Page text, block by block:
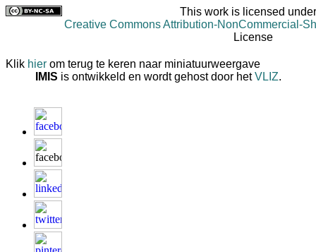
This work is licensed
Creative Commons Attribution-NonCommercial-
License
Klik hier om terug te keren naar miniatuurweergave
IMIS is ontwikkeld en wordt gehost door hetVLIZ.